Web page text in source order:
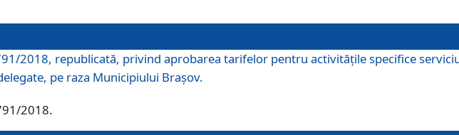
2018, republicată, privind aprobarea tarifelor pentru activitățile specifice
pe raza Municipiului Brașov.
2018.